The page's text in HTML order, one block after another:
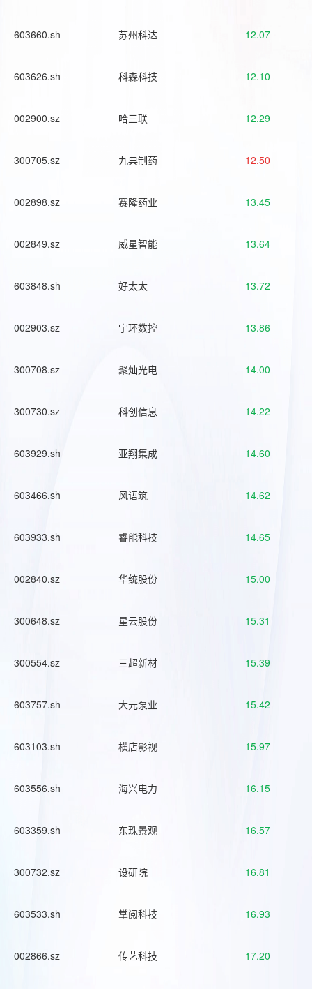
603660.sh 苏州科达 12.07
603626.sh 科森科技 12.10
002900.sz 哈三联 12.29
300705.sz 九典制药 12.50
002898.sz 赛隆药业 13.45
002849.sz 威星智能 13.64
603848.sh 好太太 13.72
002903.sz 宇环数控 13.86
300708.sz 聚灿光电 14.00
300730.sz 科创信息 14.22
603929.sh 亚翔集成 14.60
603466.sh 风语筑 14.62
603933.sh 睿能科技 14.65
002840.sz 华统股份 15.00
300648.sz 星云股份 15.31
300554.sz 三超新材 15.39
603757.sh 大元泵业 15.42
603103.sh 横店影视 15.97
603556.sh 海兴电力 16.15
603359.sh 东珠景观 16.57
300732.sz 设研院 16.81
603533.sh 掌阅科技 16.93
002866.sz 传艺科技 17.20